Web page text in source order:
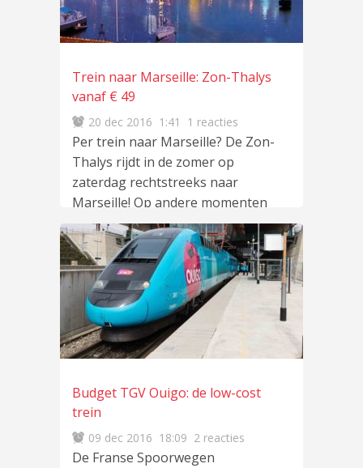
Trein naar Marseille: Zon-Thalys
vanaf € 49
20 dec 2016 1:41 1 reacties
Per trein naar Marseille? De Zon-
Thalys rijdt in de zomer op
zaterdag rechtstreeks naar
Marseille! Op andere momenten
is Marseillelees meer…
Budget TGV Ouigo: de low-cost
trein
09 dec 2016 18:09 2 reacties
De Franse Spoorwegen